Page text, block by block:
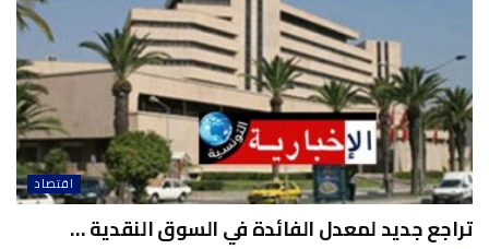
اقتصاد
تراجع جديد لمعدل الفائدة في السوق النقدية …